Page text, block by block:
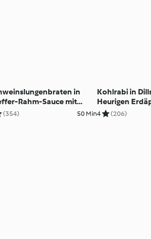
in
Rahm-Sauce mit
(354) 50 Min
Kohlrabi in
Heurigen
Knackern
4 (206)